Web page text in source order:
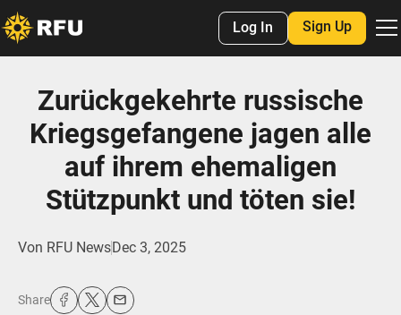
Log In Sign Up
Zurückgekehrte russische
Kriegsgefangene jagen alle
auf ihrem ehemaligen
Stützpunkt und töten sie!
Von RFU NewsDec 3, 2025
Share